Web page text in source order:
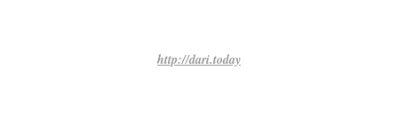
http://dari.today